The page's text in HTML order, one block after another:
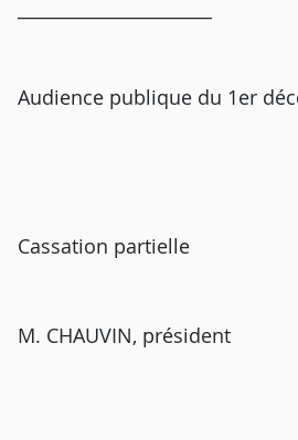
Audience publique du 1er
Cassation partielle
M. CHAUVIN, président